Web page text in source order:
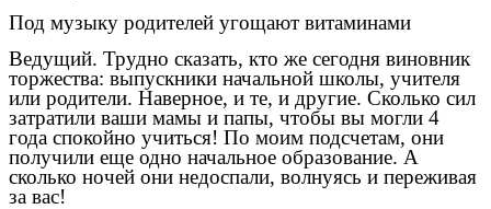
Под музыку родителей угощают витаминами
Ведущий. Трудно сказать, кто же сегодня виновник
торжества: выпускники начальной школы, учителя
или родители. Наверное, и те, и другие. Сколько сил
затратили ваши мамы и папы, чтобы вы могли 4
года спокойно учиться! По моим подсчетам, они
получили еще одно начальное образование. А
сколько ночей они недоспали, волнуясь и переживая
за вас!